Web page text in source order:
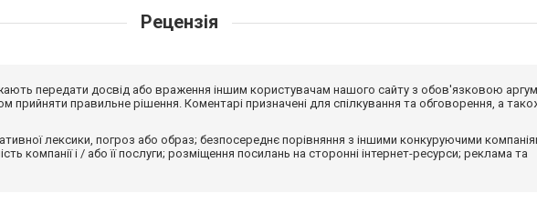
Рецензія
передати досвід або враження іншим користувачам нашого сайту з обов'язковою
прийняти правильне рішення. Коментарі призначені для спілкування та обговорення, а
лексики, погроз або образ; безпосереднє порівняння з іншими конкуруючими
компанії і / або її послуги; розміщення посилань на сторонні інтернет-ресурси; реклама та